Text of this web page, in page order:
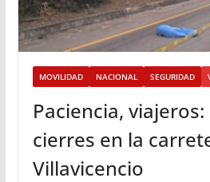
MOVILIDAD NACIONAL SEGURIDAD
Paciencia,
cierres en la
Villavicencio